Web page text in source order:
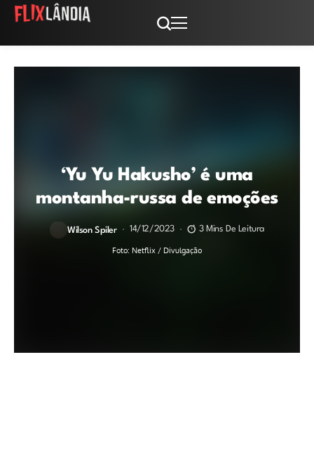
‘Yu Yu Hakusho’ é uma
montanha-russa de emoções
Wilson Spiler 14/12/2023 3 Mins De Leitura
Foto: Netflix / Divulgação